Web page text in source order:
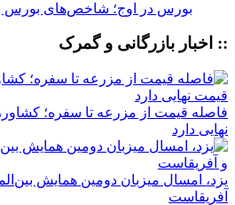
بورس در اوج؛ شاخص‌های بورس
:: اخبار بازرگانی و گمرک
فاصله قیمت از مزرعه تا سفره؛
نهایی دارد
یزد، امسال میزبان دومین همایش
آفریقاست